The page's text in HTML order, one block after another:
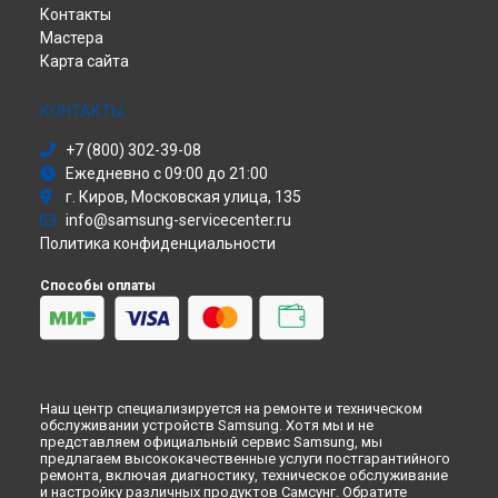
Ремонт телефона Galaxy Z Fold 5 Samsung в
Ремонт телефона Galaxy Z Fold 5 Samsung в
Ремонт телефона Galaxy Z Fold 5 Samsung в
Ремонт телефона Galaxy Z Fold 5 Samsung в
Саундбар
Сабвуфер
Холодильник
Моноблок
Атс
Смарт-часы
Варочная панель
Посудомоечная машина
Морозильная камера
Кондиционер
Духовой шкаф
Вытяжка
Контакты
Мастера
Карта сайта
КОНТАКТЫ
+7 (800) 302-39-08
Ежедневно с 09:00 до 21:00
г. Киров, Московская улица, 135
info@samsung-servicecenter.ru
Политика конфиденциальности
Способы оплаты
Наш центр специализируется на ремонте и техническом
обслуживании устройств Samsung. Хотя мы и не
представляем официальный сервис Samsung, мы
предлагаем высококачественные услуги постгарантийного
ремонта, включая диагностику, техническое обслуживание
и настройку различных продуктов Самсунг. Обратите